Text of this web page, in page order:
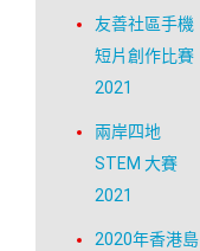
友善社區手機
短片創作比賽
2021
兩岸四地
STEM 大賽
2021
2020年香港島